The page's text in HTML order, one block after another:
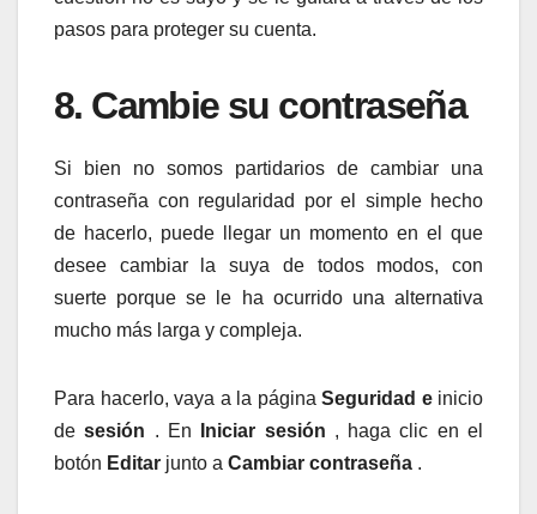
pasos para proteger su cuenta.
8. Cambie su contraseña
Si bien no somos partidarios de cambiar una
contraseña con regularidad por el simple hecho
de hacerlo, puede llegar un momento en el que
desee cambiar la suya de todos modos, con
suerte porque se le ha ocurrido una alternativa
mucho más larga y compleja.
Para hacerlo, vaya a la página Seguridad einicio
desesión . En Iniciar sesión , haga clic en el
botón Editar junto a Cambiar contraseña .